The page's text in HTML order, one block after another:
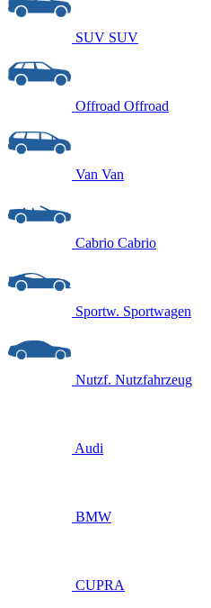
SUV SUV
Offroad Offroad
Van Van
Cabrio Cabrio
Sportw. Sportwagen
Nutzf. Nutzfahrzeug
Audi
BMW
CUPRA